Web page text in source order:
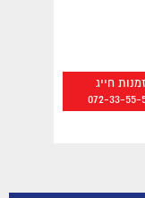
חייג
072-33-55-